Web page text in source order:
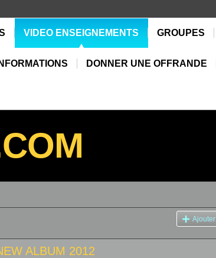
VIDEO ENSEIGNEMENTS GROUPES
INFORMATIONS DONNER UNE OFFRANDE
Ajouter
ALBUM 2012